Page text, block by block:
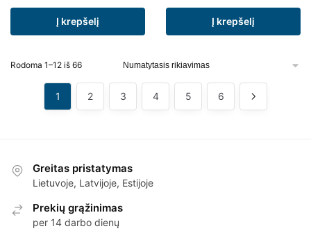
Į krepšelį Į krepšelį
Rodoma 1–12 iš 66
1 2 3 4 5 6
Greitas pristatymas
Lietuvoje, Latvijoje, Estijoje
Prekių grąžinimas
per 14 darbo dienų